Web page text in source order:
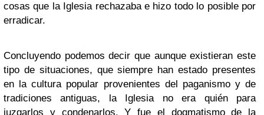
cosas que la Iglesia rechazaba e hizo todo lo posible por
erradicar.
Concluyendo podemos decir que aunque existieran este
tipo de situaciones, que siempre han estado presentes
en la cultura popular provenientes del paganismo y de
tradiciones antiguas, la Iglesia no era quién para
juzgarlos y condenarlos. Y fue el dogmatismo de la